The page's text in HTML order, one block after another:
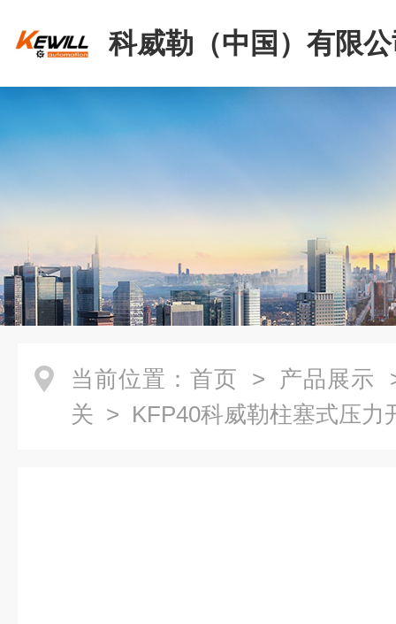
科威勒（中国）有限
当前位置： 首页 > 产品展示
关 > KFP40科威勒柱塞式压力